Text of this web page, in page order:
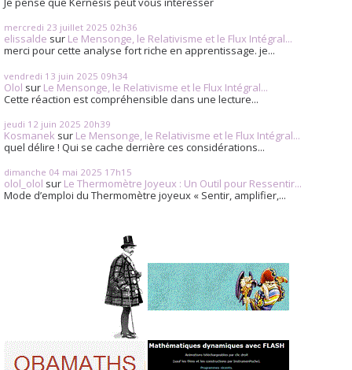
mercredi 23 juillet 2025 02h36
elissalde sur Le Mensonge, le Relativisme et le Flux Intégral...
merci pour cette analyse fort riche en apprentissage. je...
vendredi 13 juin 2025 09h34
Olol sur Le Mensonge, le Relativisme et le Flux Intégral...
Cette réaction est compréhensible dans une lecture...
jeudi 12 juin 2025 20h39
Kosmanek sur Le Mensonge, le Relativisme et le Flux Intégral...
quel délire ! Qui se cache derrière ces considérations...
dimanche 04 mai 2025 17h15
olol_olol sur Le Thermomètre Joyeux : Un Outil pour Ressentir...
Mode d’emploi du Thermomètre joyeux « Sentir, amplifier,...